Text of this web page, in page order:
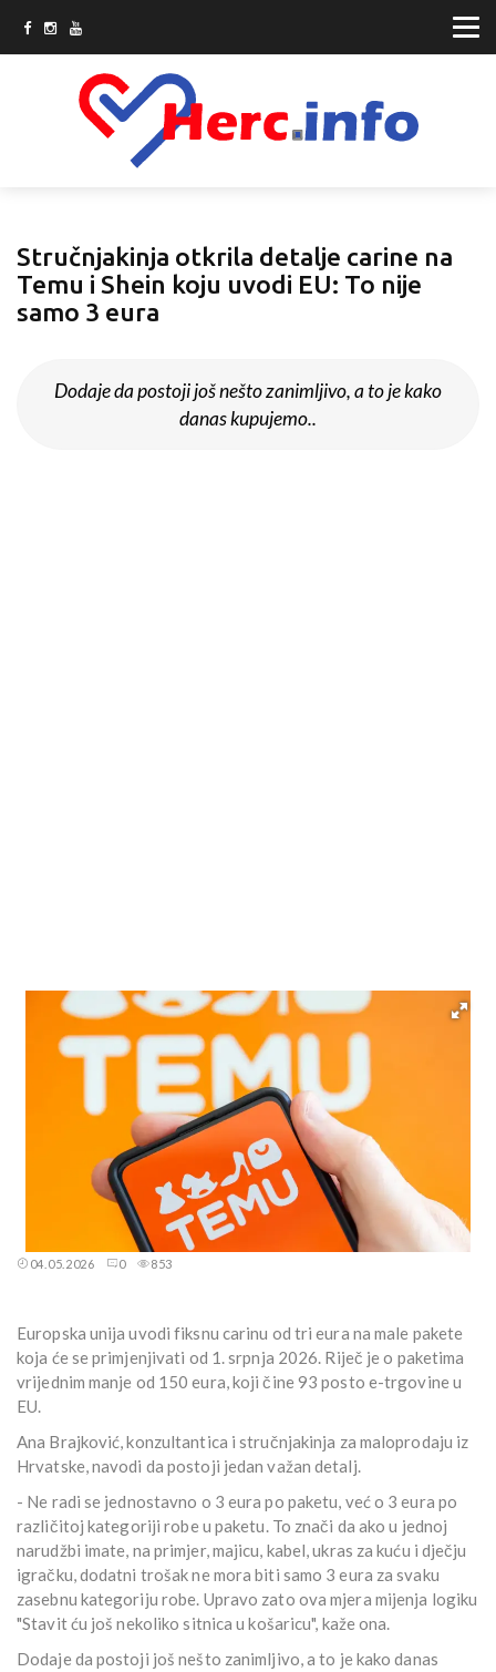
Stručnjakinja otkrila detalje carine na
Temu i Shein koju uvodi EU: To nije
samo 3 eura
Dodaje da postoji još nešto zanimljivo, a to je kako
danas kupujemo..
04.05.2026 0 853
Europska unija uvodi fiksnu carinu od tri eura na male pakete
koja će se primjenjivati ​​od 1. srpnja 2026. Riječ je o paketima
vrijednim manje od 150 eura, koji čine 93 posto e-trgovine u
EU.
Ana Brajković, konzultantica i stručnjakinja za maloprodaju iz
Hrvatske, navodi da postoji jedan važan detalj.
- Ne radi se jednostavno o 3 eura po paketu, već o 3 eura po
različitoj kategoriji robe u paketu. To znači da ako u jednoj
narudžbi imate, na primjer, majicu, kabel, ukras za kuću i dječju
igračku, dodatni trošak ne mora biti samo 3 eura za svaku
zasebnu kategoriju robe. Upravo zato ova mjera mijenja logiku
"Stavit ću još nekoliko sitnica u košaricu", kaže ona.
Dodaje da postoji još nešto zanimljivo, a to je kako danas